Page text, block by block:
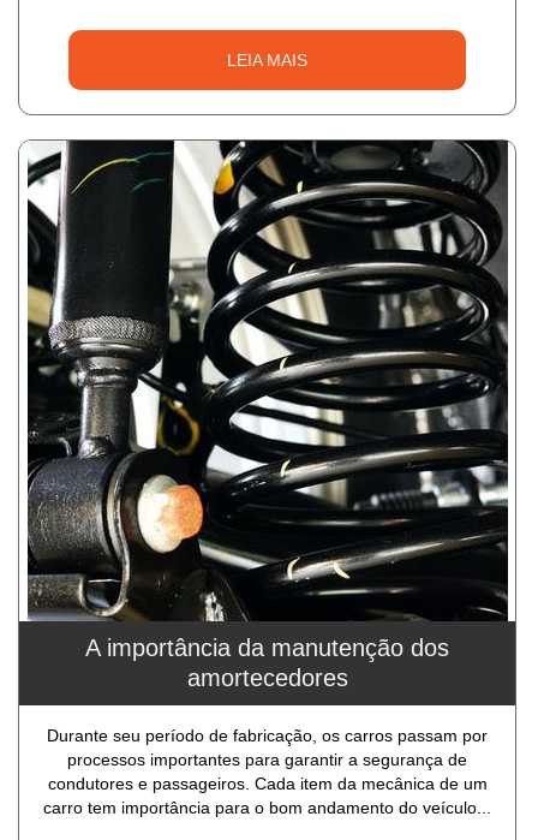
LEIA MAIS
A importância da manutenção dos
amortecedores
Durante seu período de fabricação, os carros passam por
processos importantes para garantir a segurança de
condutores e passageiros. Cada item da mecânica de um
carro tem importância para o bom andamento do veículo...